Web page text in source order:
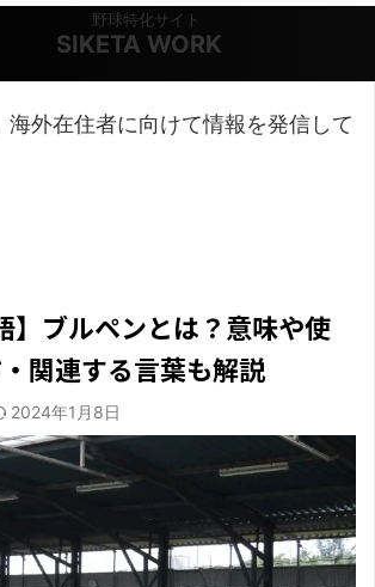
野球特化サイト
SIKETA WORK
海外在住者に向けて情報を発信して
】ブルペンとは？意味や使
関連する言葉も解説
2024年1月8日